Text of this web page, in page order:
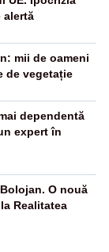
alertă
mii de oameni
de vegetație
dependentă
expert în
O nouă
Realitatea